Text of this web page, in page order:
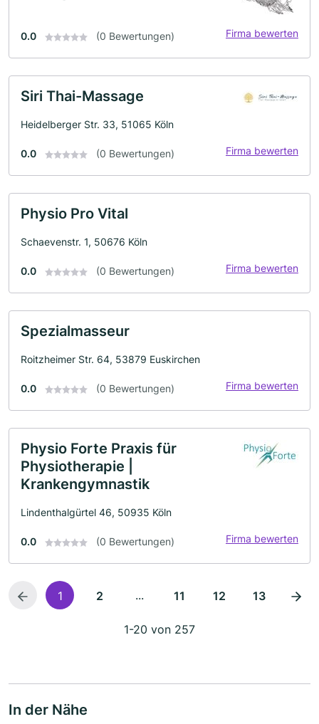
0.0 (0 Bewertungen) Firma bewerten
Siri Thai-Massage
Heidelberger Str. 33, 51065 Köln
0.0 (0 Bewertungen) Firma bewerten
Physio Pro Vital
Schaevenstr. 1, 50676 Köln
0.0 (0 Bewertungen) Firma bewerten
Spezialmasseur
Roitzheimer Str. 64, 53879 Euskirchen
0.0 (0 Bewertungen) Firma bewerten
Physio Forte Praxis für
Physiotherapie |
Krankengymnastik
Lindenthalgürtel 46, 50935 Köln
0.0 (0 Bewertungen) Firma bewerten
1 2 ... 11 12 13
1-20 von 257
In der Nähe